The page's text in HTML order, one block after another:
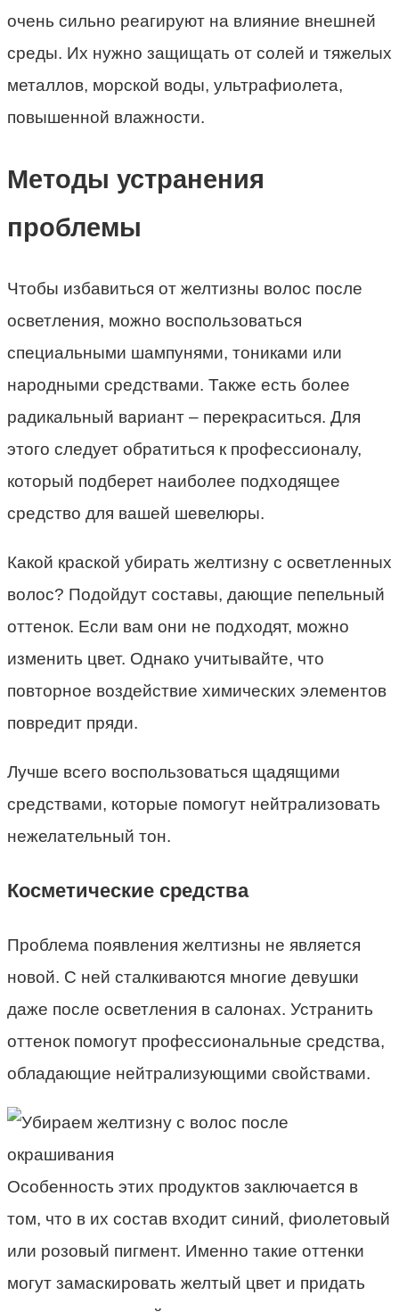
очень сильно реагируют на влияние внешней
среды. Их нужно защищать от солей и тяжелых
металлов, морской воды, ультрафиолета,
повышенной влажности.
Методы устранения
проблемы
Чтобы избавиться от желтизны волос после
осветления, можно воспользоваться
специальными шампунями, тониками или
народными средствами. Также есть более
радикальный вариант – перекраситься. Для
этого следует обратиться к профессионалу,
который подберет наиболее подходящее
средство для вашей шевелюры.
Какой краской убирать желтизну с осветленных
волос? Подойдут составы, дающие пепельный
оттенок. Если вам они не подходят, можно
изменить цвет. Однако учитывайте, что
повторное воздействие химических элементов
повредит пряди.
Лучше всего воспользоваться щадящими
средствами, которые помогут нейтрализовать
нежелательный тон.
Косметические средства
Проблема появления желтизны не является
новой. С ней сталкиваются многие девушки
даже после осветления в салонах. Устранить
оттенок помогут профессиональные средства,
обладающие нейтрализующими свойствами.
Особенность этих продуктов заключается в
том, что в их состав входит синий, фиолетовый
или розовый пигмент. Именно такие оттенки
могут замаскировать желтый цвет и придать